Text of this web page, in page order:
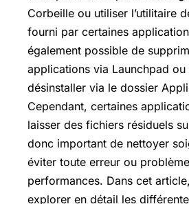
Corbeille ou utiliser l’utilitaire
fourni par certaines
également possible de
applications via Launchpad ou
désinstaller via le dossier
Cependant, certaines
laisser des fichiers résiduels
donc important de nettoyer
éviter toute erreur ou
performances. Dans cet
explorer en détail les